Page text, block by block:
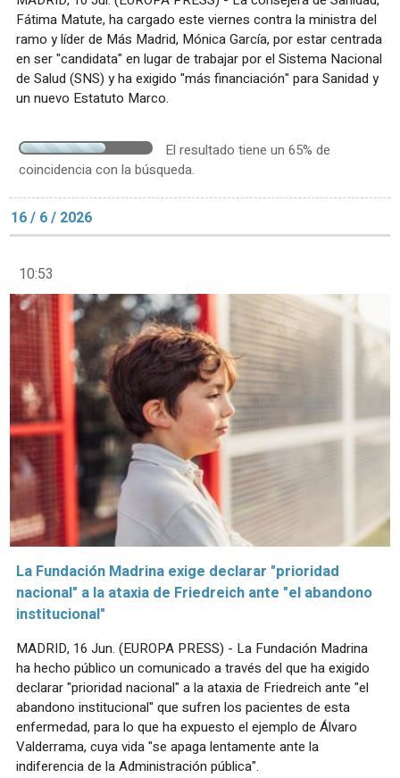
Fátima Matute, ha cargado este viernes contra la ministra del
ramo y líder de Más Madrid, Mónica García, por estar centrada
en ser "candidata" en lugar de trabajar por el Sistema Nacional
de Salud (SNS) y ha exigido "más financiación" para Sanidad y
un nuevo Estatuto Marco.
El resultado tiene un 65% de
coincidencia con la búsqueda.
16 / 6 / 2026
10:53
La Fundación Madrina exige declarar "prioridad
nacional" a la ataxia de Friedreich ante "el abandono
institucional"
MADRID, 16 Jun. (EUROPA PRESS) - La Fundación Madrina
ha hecho público un comunicado a través del que ha exigido
declarar "prioridad nacional" a la ataxia de Friedreich ante "el
abandono institucional" que sufren los pacientes de esta
enfermedad, para lo que ha expuesto el ejemplo de Álvaro
Valderrama, cuya vida "se apaga lentamente ante la
indiferencia de la Administración pública".